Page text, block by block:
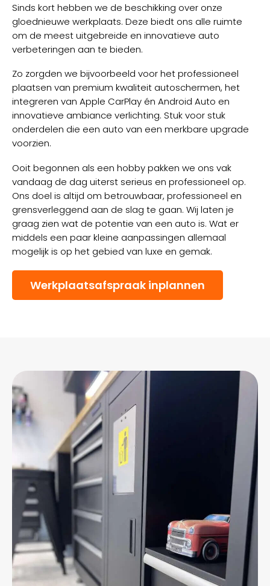
Sinds kort hebben we de beschikking over onze
gloednieuwe werkplaats. Deze biedt ons alle ruimte
om de meest uitgebreide en innovatieve auto
verbeteringen aan te bieden.
Zo zorgden we bijvoorbeeld voor het professioneel
plaatsen van premium kwaliteit autoschermen, het
integreren van Apple CarPlay én Android Auto en
innovatieve ambiance verlichting. Stuk voor stuk
onderdelen die een auto van een merkbare upgrade
voorzien.
Ooit begonnen als een hobby pakken we ons vak
vandaag de dag uiterst serieus en professioneel op.
Ons doel is altijd om betrouwbaar, professioneel en
grensverleggend aan de slag te gaan. Wij laten je
graag zien wat de potentie van een auto is. Wat er
middels een paar kleine aanpassingen allemaal
mogelijk is op het gebied van luxe en gemak.
Werkplaatsafspraak inplannen